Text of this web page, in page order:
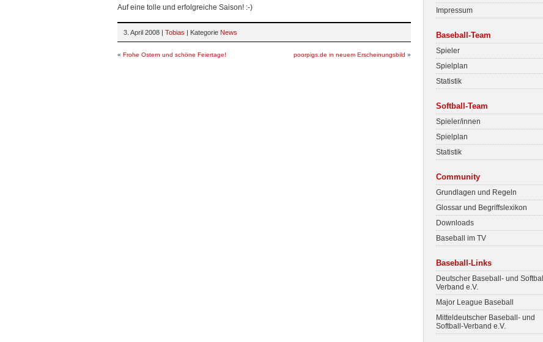
Auf eine tolle und erfolgreiche Saison! :-)
3. April 2008 | Tobias | Kategorie News
« Frohe Ostern und schöne Feiertage! poorpigs.de in neuem Erscheinungsbild »
Impressum
Baseball-Team
Spieler
Spielplan
Statistik
Softball-Team
Spieler/innen
Spielplan
Statistik
Community
Grundlagen und Regeln
Glossar und Begriffslexikon
Downloads
Baseball im TV
Baseball-Links
Deutscher Baseball- und Softball
Verband e.V.
Major League Baseball
Mitteldeutscher Baseball- und
Softball-Verband e.V.